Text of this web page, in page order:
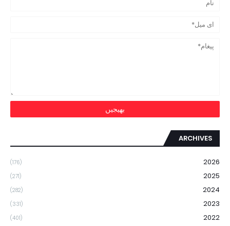
ARCHIVES
2026
(176)
2025
(271)
2024
(282)
2023
(331)
2022
(401)